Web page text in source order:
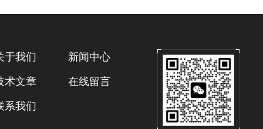
于我们 新闻中心
术文章 在线留言
系我们